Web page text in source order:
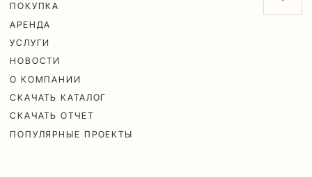
ПОКУПКА
АРЕНДА
УСЛУГИ
НОВОСТИ
О КОМПАНИИ
СКАЧАТЬ КАТАЛОГ
СКАЧАТЬ ОТЧЕТ
ПОПУЛЯРНЫЕ ПРОЕКТЫ